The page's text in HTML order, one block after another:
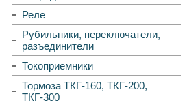
Реле
Рубильники, переключатели,
разъединители
Токоприемники
Тормоза ТКГ-160, ТКГ-200,
ТКГ-300